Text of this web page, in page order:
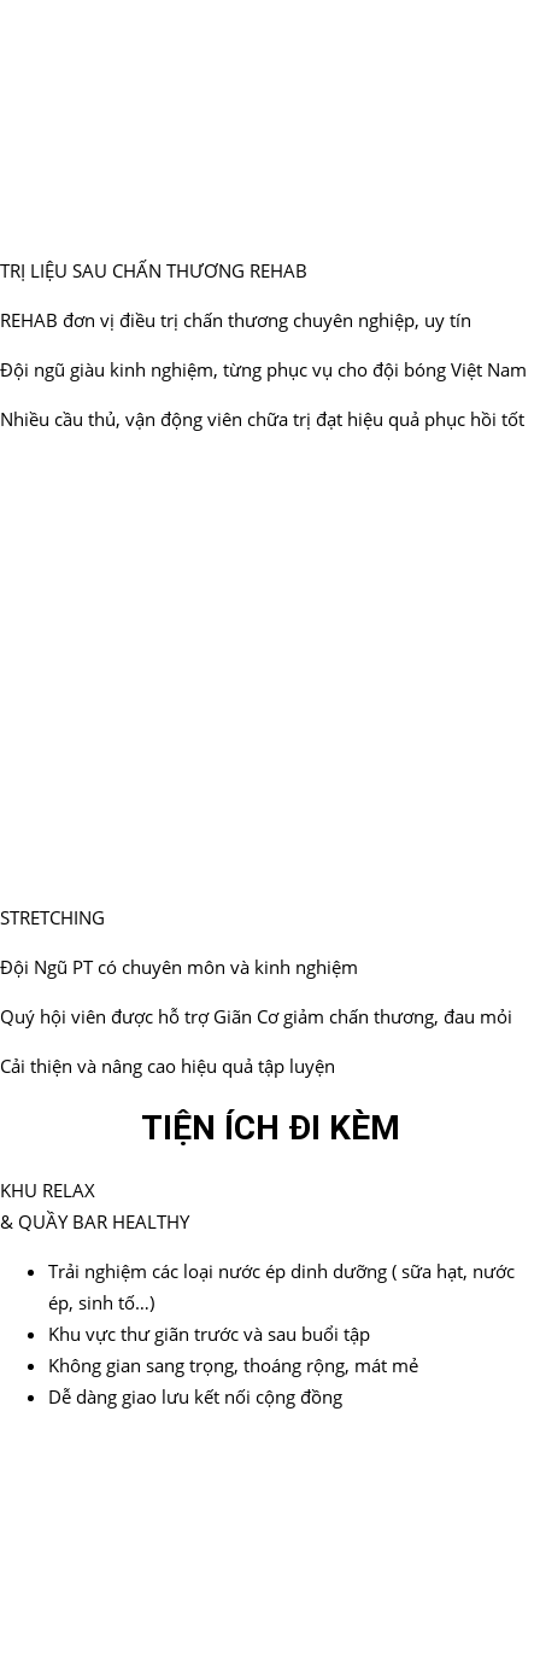
TRỊ LIỆU SAU CHẤN THƯƠNG REHAB
REHAB đơn vị điều trị chấn thương chuyên nghiệp, uy tín
Đội ngũ giàu kinh nghiệm, từng phục vụ cho đội bóng Việt Nam
Nhiều cầu thủ, vận động viên chữa trị đạt hiệu quả phục hồi tốt
STRETCHING
Đội Ngũ PT có chuyên môn và kinh nghiệm
Quý hội viên được hỗ trợ Giãn Cơ giảm chấn thương, đau mỏi
Cải thiện và nâng cao hiệu quả tập luyện
TIỆN ÍCH ĐI KÈM
KHU RELAX
& QUẦY BAR HEALTHY
Trải nghiệm các loại nước ép dinh dưỡng ( sữa hạt, nước
ép, sinh tố…)
Khu vực thư giãn trước và sau buổi tập
Không gian sang trọng, thoáng rộng, mát mẻ
Dễ dàng giao lưu kết nối cộng đồng